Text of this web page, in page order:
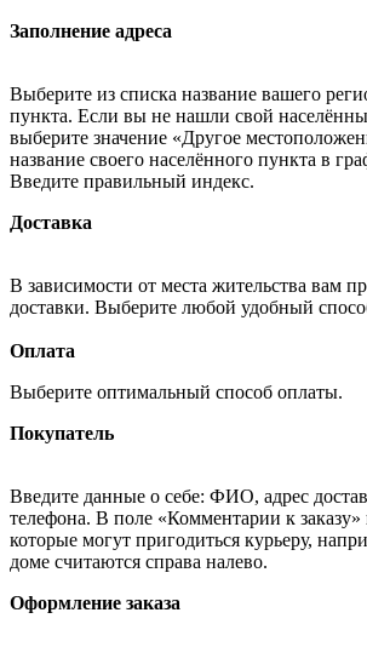
Заполнение адреса
Выберите из списка название вашего
пункта. Если вы не нашли свой
выберите значение «Другое
название своего населённого пункта в
Введите правильный индекс.
Доставка
В зависимости от места жительства вам
доставки. Выберите любой удобный
Оплата
Выберите оптимальный способ оплаты.
Покупатель
Введите данные о себе: ФИО, адрес
телефона. В поле «Комментарии к заказу»
которые могут пригодиться курьеру,
доме считаются справа налево.
Оформление заказа